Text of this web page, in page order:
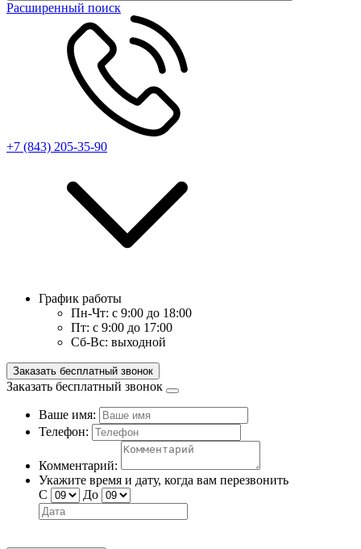
Расширенный поиск
+7 (843) 205-35-90
График работы
Пн-Чт: с 9:00 до 18:00
Пт: с 9:00 до 17:00
Сб-Вс: выходной
Заказать бесплатный звонок
Заказать бесплатный звонок
Ваше имя:
Телефон:
Комментарий:
Укажите время и дату, когда вам перезвонить
С
До